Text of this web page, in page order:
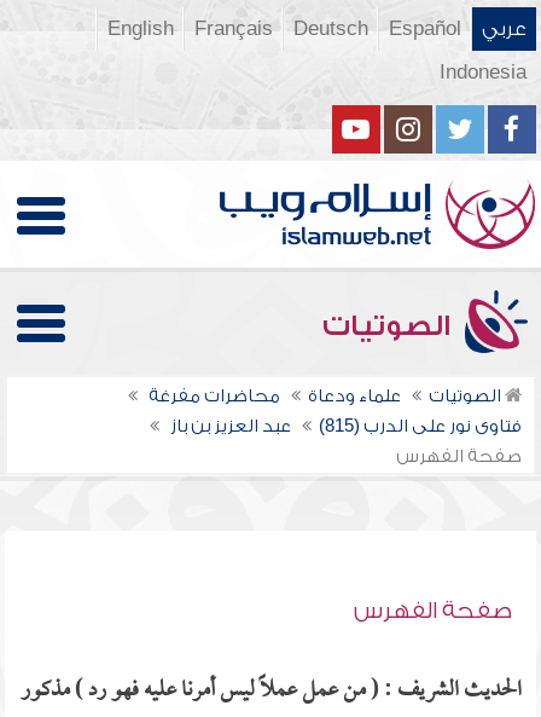
عربي Español
Deutsch
Français
English
Indonesia
الصوتيات
الصوتيات علماء ودعاة
محاضرات مفرغة
فتاوى نور على الدرب (815)
عبد العزيز بن باز
صفحة الفهرس
صفحة الفهرس
الحديث الشريف : ( من عمل عملاً ليس أمرنا عليه فهو رد ) مذكور